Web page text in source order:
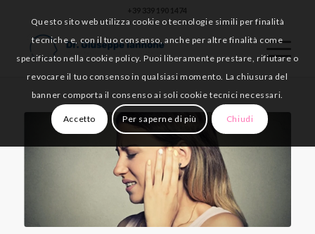
+39 339 190 1474
Questo sito web utilizza cookie o tecnologie simili per finalità
tecniche e, con il tuo consenso, anche per altre finalità come
specificato nella cookie policy. Puoi liberamente prestare, rifiutare o
revocare il tuo consenso in qualsiasi momento. La chiusura del
banner comporta il consenso ai soli cookie tecnici necessari.
Accetto Per saperne di più Chiudi